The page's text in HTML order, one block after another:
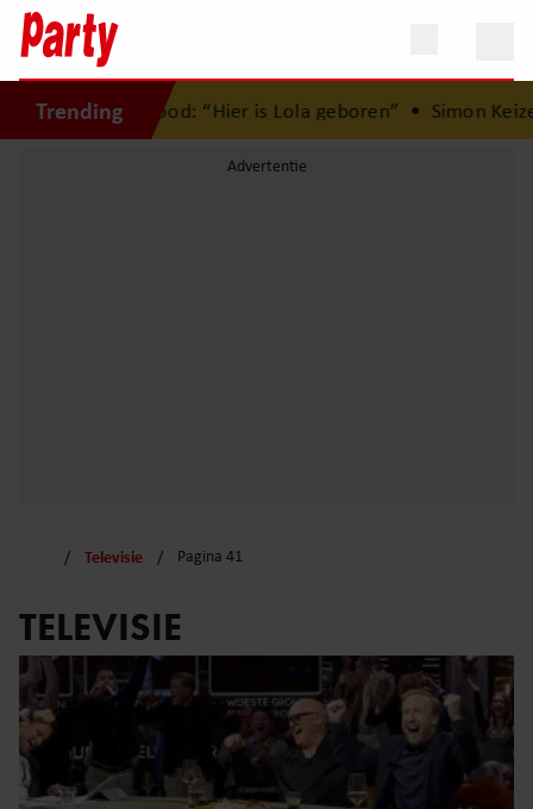
Trending
Brood: “Hier is Lola geboren”•Simon Keizer blikt
Televisie Pagina 41
TELEVISIE